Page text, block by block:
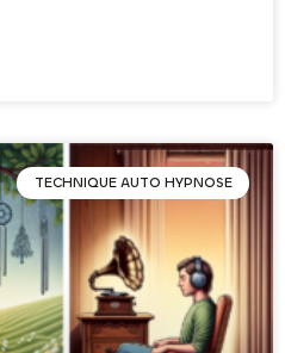
TECHNIQUE AUTO HYPNOSE